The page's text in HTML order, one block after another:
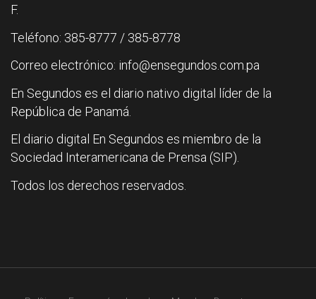
F.
Teléfono: 385-8777 / 385-8778
Correo electrónico: info@ensegundos.com.pa
En Segundos es el diario nativo digital líder de la
República de Panamá.
El diario digital En Segundos es miembro de la
Sociedad Interamericana de Prensa (SIP).
Todos los derechos reservados.